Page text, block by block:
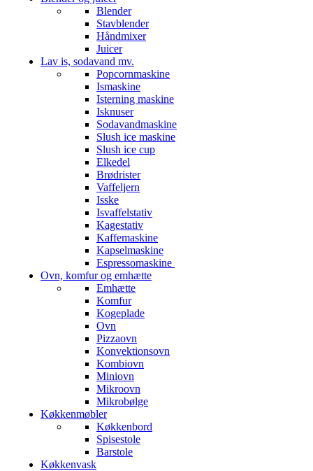
Blender
Stavblender
Håndmixer
Juicer
Lav is, sodavand mv.
Popcornmaskine
Ismaskine
Isterning maskine
Isknuser
Sodavandmaskine
Slush ice maskine
Slush ice cup
Elkedel
Brødrister
Vaffeljern
Isske
Isvaffelstativ
Kagestativ
Kaffemaskine
Kapselmaskine
Espressomaskine
Ovn, komfur og emhætte
Emhætte
Komfur
Kogeplade
Ovn
Pizzaovn
Konvektionsovn
Kombiovn
Miniovn
Mikroovn
Mikrobølge
Køkkenmøbler
Køkkenbord
Spisestole
Barstole
Køkkenvask